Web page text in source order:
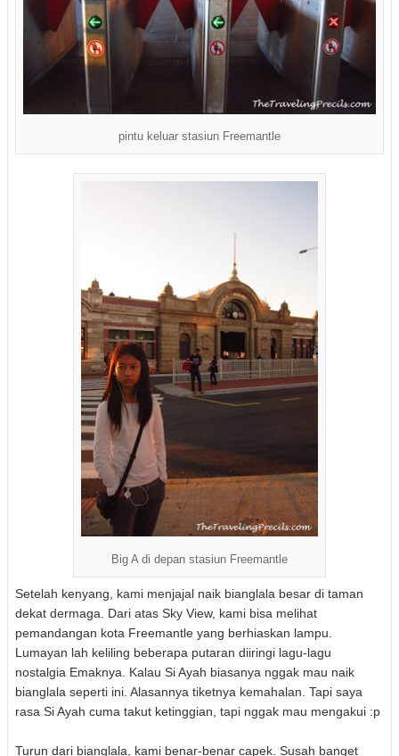
pintu keluar stasiun Freemantle
Big A di depan stasiun Freemantle
Setelah kenyang, kami menjajal naik bianglala besar di taman
dekat dermaga. Dari atas Sky View, kami bisa melihat
pemandangan kota Freemantle yang berhiaskan lampu.
Lumayan lah keliling beberapa putaran diiringi lagu-lagu
nostalgia Emaknya. Kalau Si Ayah biasanya nggak mau naik
bianglala seperti ini. Alasannya tiketnya kemahalan. Tapi saya
rasa Si Ayah cuma takut ketinggian, tapi nggak mau mengakui :p
Turun dari bianglala, kami benar-benar capek. Susah banget